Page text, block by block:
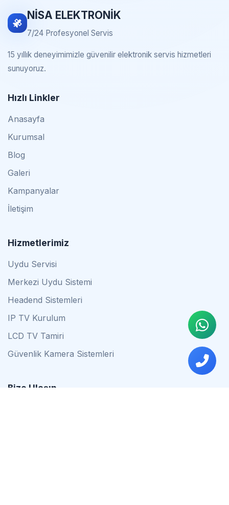
NİSA ELEKTRONİK
7/24 Profesyonel Servis
15 yıllık deneyimimizle güvenilir elektronik servis hizmetleri
sunuyoruz.
Hızlı Linkler
Anasayfa
Kurumsal
Blog
Galeri
Kampanyalar
İletişim
Hizmetlerimiz
Uydu Servisi
Merkezi Uydu Sistemi
Headend Sistemleri
IP TV Kurulum
LCD TV Tamiri
Güvenlik Kamera Sistemleri
Bize Ulaşın